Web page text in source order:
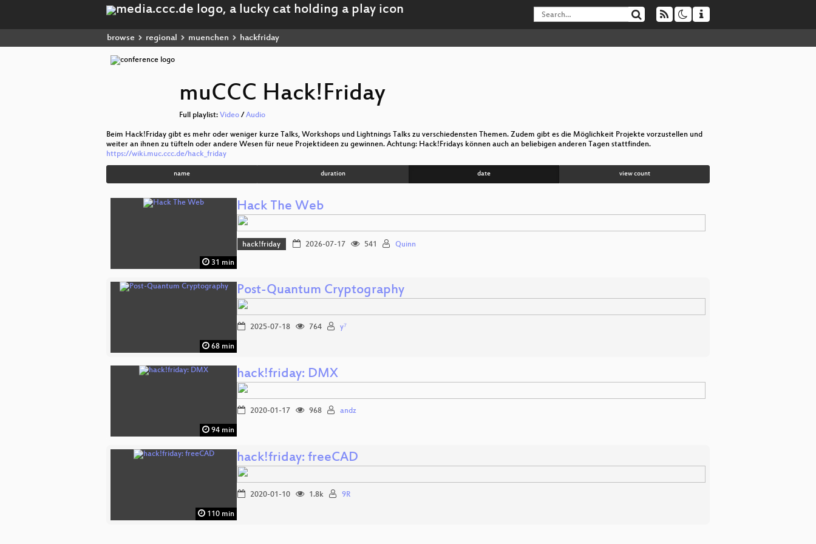
browse regional muenchen hackfriday
muCCC Hack!Friday
Full playlist: Video / Audio
Beim Hack!Friday gibt es mehr oder weniger kurze Talks, Workshops und Lightnings Talks zu verschiedensten Themen. Zudem gibt es die Möglichkeit Projekte vorzustellen und
weiter an ihnen zu tüfteln oder andere Wesen für neue Projektideen zu gewinnen. Achtung: Hack!Fridays können auch an beliebigen anderen Tagen stattfinden.
https://wiki.muc.ccc.de/hack_friday
name duration date view count
31 min
Hack The Web
hack!friday 2026-07-17 541 Quinn
68 min
Post-Quantum Cryptography
2025-07-18 764 y⁷
94 min
hack!friday: DMX
2020-01-17 968 andz
110 min
hack!friday: freeCAD
2020-01-10 1.8k 9R